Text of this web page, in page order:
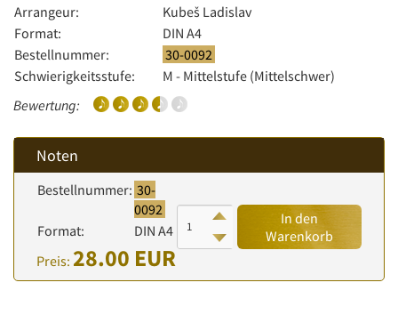
Arrangeur:
Kubeš Ladislav
Format:
DIN A4
Bestellnummer:
30-0092
Schwierigkeitsstufe:
M - Mittelstufe (Mittelschwer)
Bewertung:
Noten
Bestellnummer: 30-
0092
Format:
DIN A4
Preis: 28.00 EUR
In den
Warenkorb